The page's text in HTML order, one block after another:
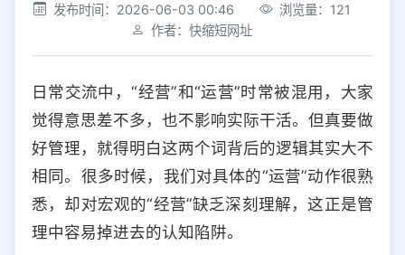
社交平台 电商平台
选择防红平台类型，避免链接被拦截
iOS Android PC 其他
选择允许访问的平台类型
发布时间：2026-06-03 00:46
浏览量：121
作者：快缩短网址
日常交流中，“经营”和“运营”时常被混用，大家
觉得意思差不多，也不影响实际干活。但真要做
好管理，就得明白这两个词背后的逻辑其实大不
相同。很多时候，我们对具体的“运营”动作很熟
悉，却对宏观的“经营”缺乏深刻理解，这正是管
理中容易掉进去的认知陷阱。